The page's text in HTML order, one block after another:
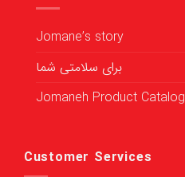
Jomane’s story
برای سلامتی شما
Jomaneh Product Catalog
Customer Services